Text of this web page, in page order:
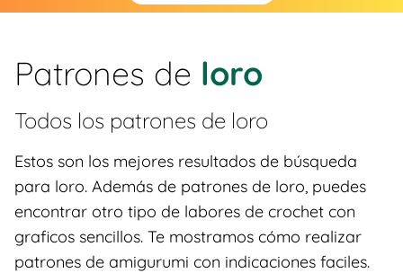
Patrones de loro
Todos los patrones de loro
Estos son los mejores resultados de búsqueda
para loro. Además de patrones de loro, puedes
encontrar otro tipo de labores de crochet con
graficos sencillos. Te mostramos cómo realizar
patrones de amigurumi con indicaciones faciles.